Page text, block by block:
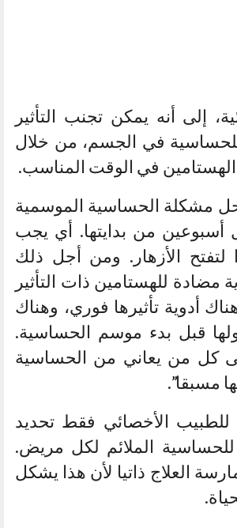
إلى أنه يمكن تجنب التأثير
للحساسية في الجسم، من خلال
في الوقت المناسب.
مشكلة الحساسية الموسمية
أسبوعين من بدايتها. أي يجب
لتفتح الأزهار. ومن أجل ذلك
مضادة للهستامين ذات التأثير
أدوية تأثيرها فوري، وهناك
قبل بدء موسم الحساسية.
كل من يعاني من الحساسية
مسبقا”.
الأخصائي فقط تحديد
للحساسية الملائم لكل مريض.
العلاج ذاتيا لأن هذا يشكل